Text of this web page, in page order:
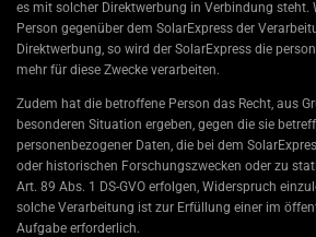
es mit solcher Direktwerbung in Verbindung steht.
Person gegenüber dem SolarExpress der
Direktwerbung, so wird der SolarExpress die
mehr für diese Zwecke verarbeiten.
Zudem hat die betroffene Person das Recht, aus
besonderen Situation ergeben, gegen die sie
personenbezogener Daten, die bei dem
oder historischen Forschungszwecken oder zu
Art. 89 Abs. 1 DS-GVO erfolgen, Widerspruch
solche Verarbeitung ist zur Erfüllung einer im
Aufgabe erforderlich.